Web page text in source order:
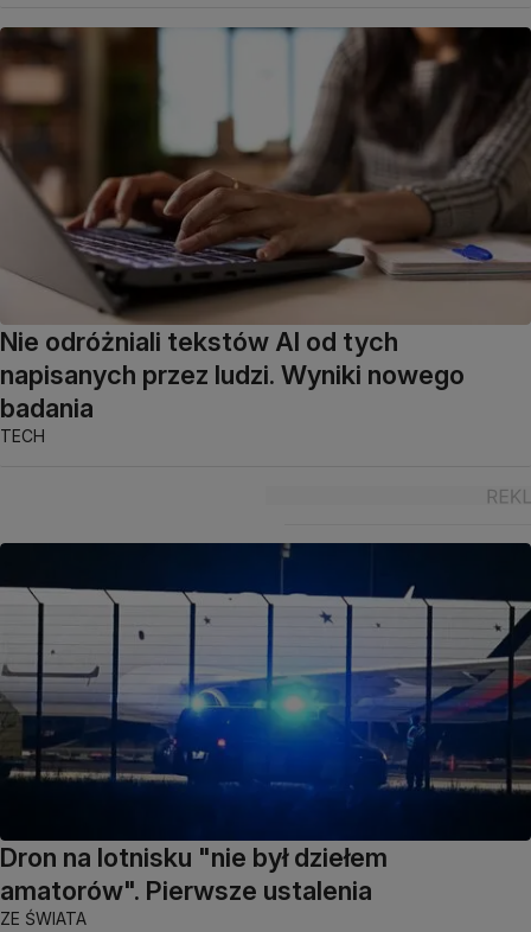
Nie odróżniali tekstów AI od tych
napisanych przez ludzi. Wyniki nowego
badania
TECH
Dron na lotnisku "nie był dziełem
amatorów". Pierwsze ustalenia
ZE ŚWIATA